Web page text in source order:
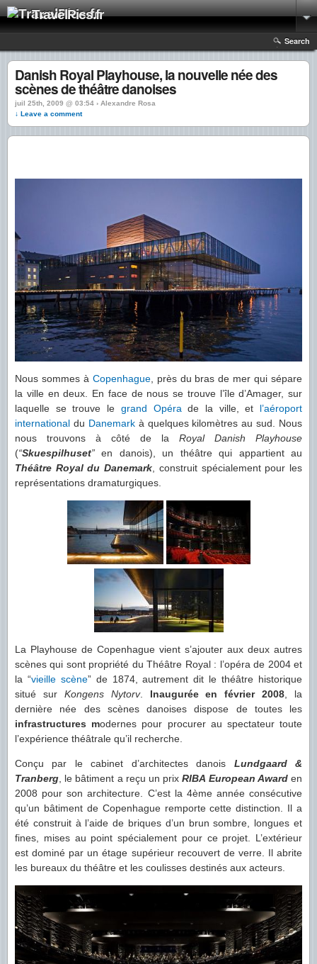
TravelPics.fr
Search
Danish Royal Playhouse, la nouvelle née des
scènes de théâtre danoises
juil 25th, 2009 @ 03:54 › Alexandre Rosa
↓ Leave a comment
Nous sommes à Copenhague, près du bras de mer qui sépare
la ville en deux. En face de nous se trouve l’île d’Amager, sur
laquelle se trouve le grand Opérade la ville, et l’aéroport
international du Danemarkà quelques kilomètres au sud. Nous
nous trouvons à côté de la Royal Danish Playhouse
(“Skuespilhuset” en danois), un théâtre qui appartient au
Théâtre Royal du Danemark, construit spécialement pour les
représentations dramaturgiques.
La Playhouse de Copenhague vient s’ajouter aux deux autres
scènes qui sont propriété du Théâtre Royal : l’opéra de 2004 et
la “vieille scène” de 1874, autrement dit le théâtre historique
situé sur Kongens Nytorv. Inaugurée en février 2008, la
dernière née des scènes danoises dispose de toutes les
infrastructures modernes pour procurer au spectateur toute
l’expérience théâtrale qu’il recherche.
Conçu par le cabinet d’architectes danois Lundgaard &
Tranberg, le bâtiment a reçu un prixRIBA European Awarden
2008 pour son architecture. C’est la 4ème année consécutive
qu’un bâtiment de Copenhague remporte cette distinction. Il a
été construit à l’aide de briques d’un brun sombre, longues et
fines, mises au point spécialement pour ce projet. L’extérieur
est dominé par un étage supérieur recouvert de verre. Il abrite
les bureaux du théâtre et les coulisses destinés aux acteurs.